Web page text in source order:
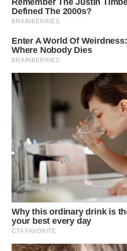
WN
PAKPAK
WN
KARAWANG
BEKASI
WN
DEPOK
WN
TAPANULI
UTARA
SAMOSIR